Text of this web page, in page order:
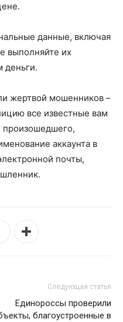
данные, включая
выполняйте их
деньги.
жертвой мошенников –
все известные вам
произошедшего,
аккаунта в
почты,
Следующая статья
Единороссы проверили
благоустроенные в